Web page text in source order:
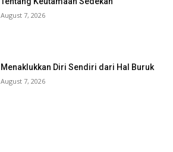
August 7, 2026
Menaklukkan Diri Sendiri dari Hal Buruk
August 7, 2026